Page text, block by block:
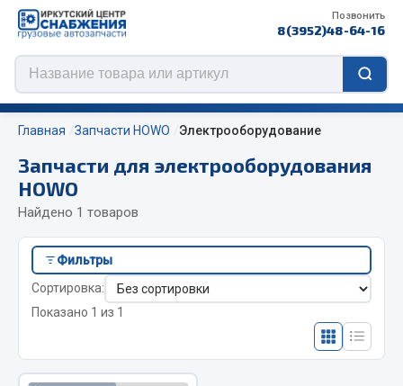
Позвонить
8(3952)48-64-16
Цепи противоскольжения
ЦЕПИ РОССИЯ
ЦЕПИ BOHU (Китай)
Изготовление цепей на колеса BOHU
QITONG
Главная Запчасти HOWO Электрооборудование
Запчасти для электрооборудования
HOWO
Найдено 1 товаров
Фильтры
Сортировка:
Показано 1 из 1